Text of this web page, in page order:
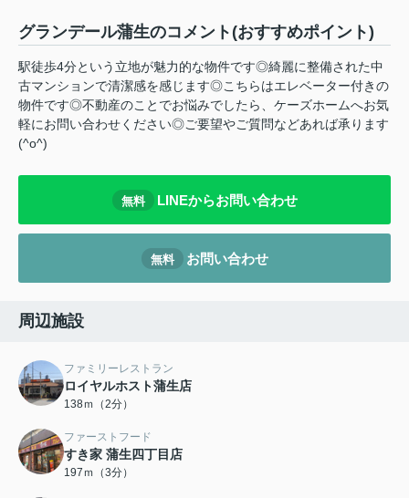
グランデール蒲生のコメント(おすすめポイント)
駅徒歩4分という立地が魅力的な物件です◎綺麗に整備された中
古マンションで清潔感を感じます◎こちらはエレベーター付きの
物件です◎不動産のことでお悩みでしたら、ケーズホームへお気
軽にお問い合わせください◎ご要望やご質問などあれば承ります
(^o^)
無料 LINEからお問い合わせ
無料 お問い合わせ
周辺施設
ファミリーレストラン
ロイヤルホスト蒲生店
138ｍ（2分）
ファーストフード
すき家 蒲生四丁目店
197ｍ（3分）